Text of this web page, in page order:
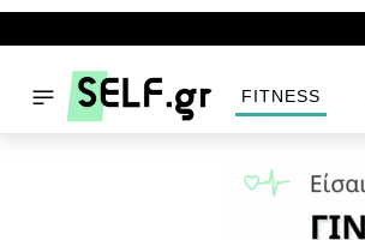
FITNESS